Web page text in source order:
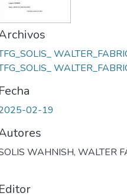
Fecha
02-19
WAHNISH, WALTER
Editor